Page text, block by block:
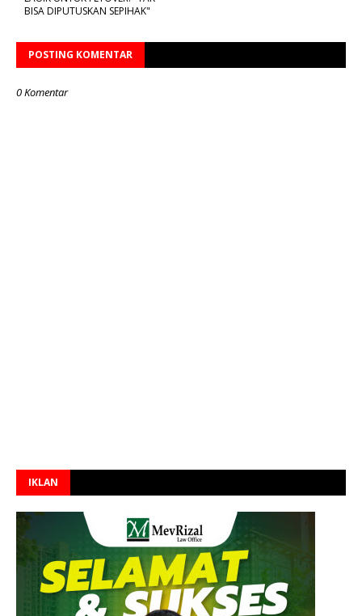
BISA DIPUTUSKAN SEPIHAK"
POSTING KOMENTAR
0 Komentar
IKLAN